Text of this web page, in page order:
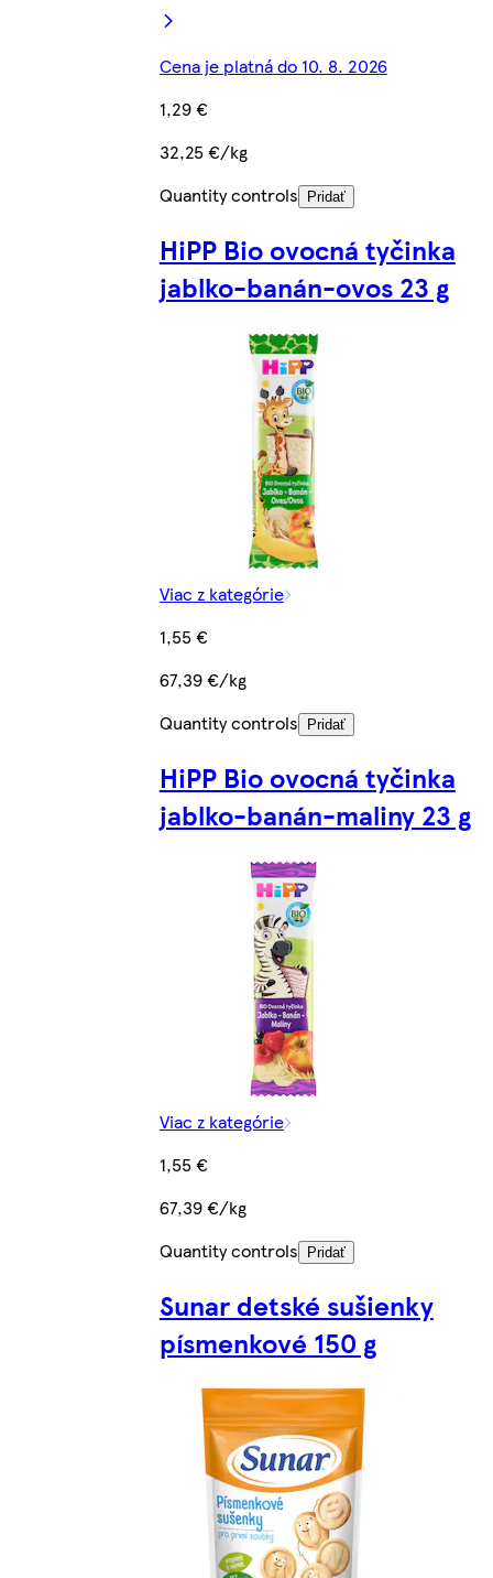
Cena je platná do 10. 8. 2026
1,29 €
32,25 €/kg
Quantity controls
Pridať
HiPP Bio ovocná tyčinka
jablko-banán-ovos 23 g
Viac z kategórie
1,55 €
67,39 €/kg
Quantity controls
Pridať
HiPP Bio ovocná tyčinka
jablko-banán-maliny 23 g
Viac z kategórie
1,55 €
67,39 €/kg
Quantity controls
Pridať
Sunar detské sušienky
písmenkové 150 g